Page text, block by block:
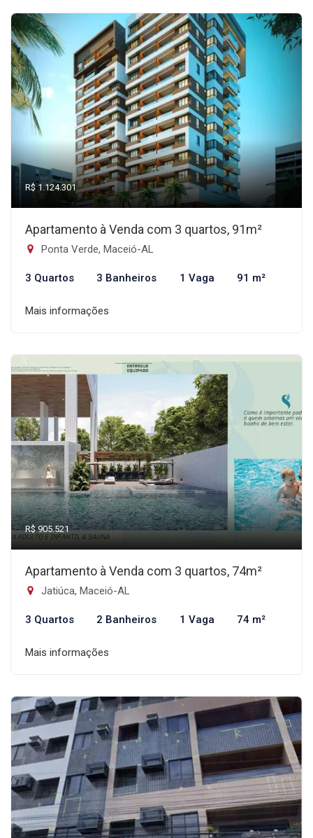
R$ 1.124.301
Apartamento à Venda com 3 quartos, 91m²
Ponta Verde, Maceió-AL
3 Quartos 3 Banheiros 1 Vaga 91 m²
Mais informações
R$ 905.521
Apartamento à Venda com 3 quartos, 74m²
Jatiúca, Maceió-AL
3 Quartos 2 Banheiros 1 Vaga 74 m²
Mais informações